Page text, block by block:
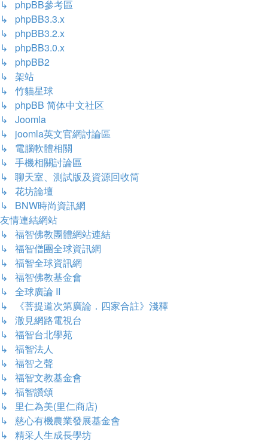
↳ phpBB參考區
↳ phpBB3.3.x
↳ phpBB3.2.x
↳ phpBB3.0.x
↳ phpBB2
↳ 架站
↳ 竹貓星球
↳ phpBB 简体中文社区
↳ Joomla
↳ joomla英文官網討論區
↳ 電腦軟體相關
↳ 手機相關討論區
↳ 聊天室、測試版及資源回收筒
↳ 花坊論壇
↳ BNW時尚資訊網
友情連結網站
↳ 福智佛教團體網站連結
↳ 福智僧團全球資訊網
↳ 福智全球資訊網
↳ 福智佛教基金會
↳ 全球廣論 II
↳ 《菩提道次第廣論．四家合註》淺釋
↳ 澈見網路電視台
↳ 福智台北學苑
↳ 福智法人
↳ 福智之聲
↳ 福智文教基金會
↳ 福智讚頌
↳ 里仁為美(里仁商店)
↳ 慈心有機農業發展基金會
↳ 精采人生成長學坊